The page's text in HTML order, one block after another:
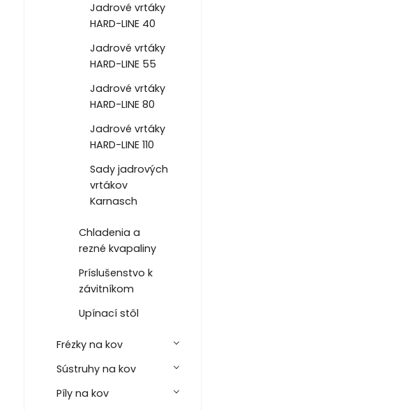
Jadrové vrtáky
HARD-LINE 40
Jadrové vrtáky
HARD-LINE 55
Jadrové vrtáky
HARD-LINE 80
Jadrové vrtáky
HARD-LINE 110
Sady jadrových
vrtákov
Karnasch
Chladenia a
rezné kvapaliny
Príslušenstvo k
závitníkom
Upínací stôl
Frézky na kov
Sústruhy na kov
Píly na kov